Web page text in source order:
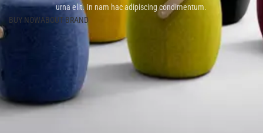
urna elit. In nam hac adipiscing condimentum.
BUY NOWABOUT BRAND